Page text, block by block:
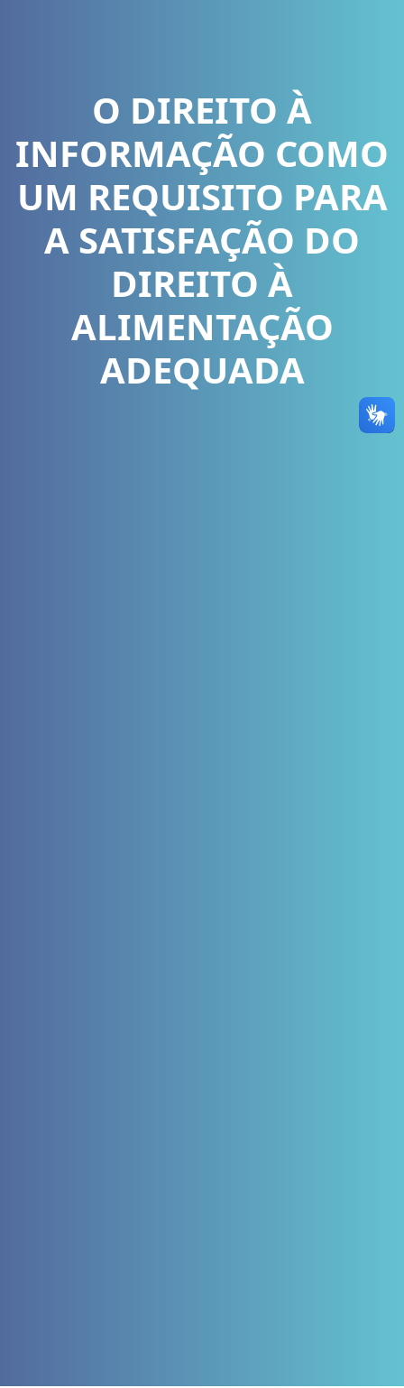
O DIREITO À
INFORMAÇÃO COMO
UM REQUISITO PARA
A SATISFAÇÃO DO
DIREITO À
ALIMENTAÇÃO
ADEQUADA